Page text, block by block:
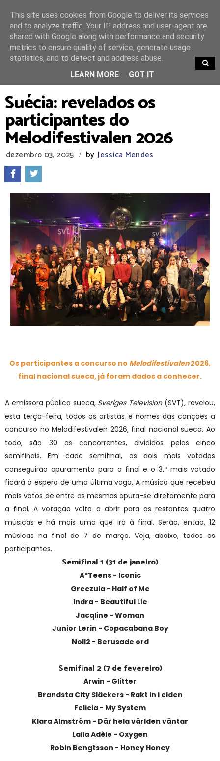
TRENDING
Suécia: revelados os
participantes do
Melodifestivalen 2026
dezembro 03, 2025 / by Jessica Mendes
Os participantes a concurso no Melodifestivalen2026,
final nacional sueca, já foram dados a conhecer.
A emissora pública sueca, Sveriges Television(SVT), revelou,
esta terça-feira, todos os artistas e nomes das canções a
concurso no Melodifestivalen 2026, final nacional sueca. Ao
todo, são 30 os concorrentes, divididos pelas cinco
semifinais. Em cada semifinal, os dois mais votados
conseguirão apuramento para a final e o 3.º mais votado
ficará à espera de uma última vaga. A música que recebeu
mais votos de entre as mesmas apura-se diretamente para
a final. A votação volta a abrir para as restantes quatro
músicas e há mais uma que irá à final. Serão, então, 12
músicas na final de 7 de março. Veja, abaixo, todos os
participantes.
Semifinal 1 (31 de janeiro)
A*Teens - Iconic
Greczula - Half of Me
Indra - Beautiful Lie
Jacqline - Woman
Junior Lerin - Copacabana Boy
Noll2 - Berusade ord
Semifinal 2 (7 de fevereiro)
Arwin - Glitter
Brandsta City Släckers - Rakt in i elden
Felicia - My System
Klara Almström - Där hela världen väntar
Laila Adèle - Oxygen
Robin Bengtsson - Honey Honey
This site uses cookies from Google to deliver its services
and to analyze traffic. Your IP address and user-agent are
shared with Google along with performance and security
metrics to ensure quality of service, generate usage
statistics, and to detect and address abuse.
LEARN MORE
GOT IT